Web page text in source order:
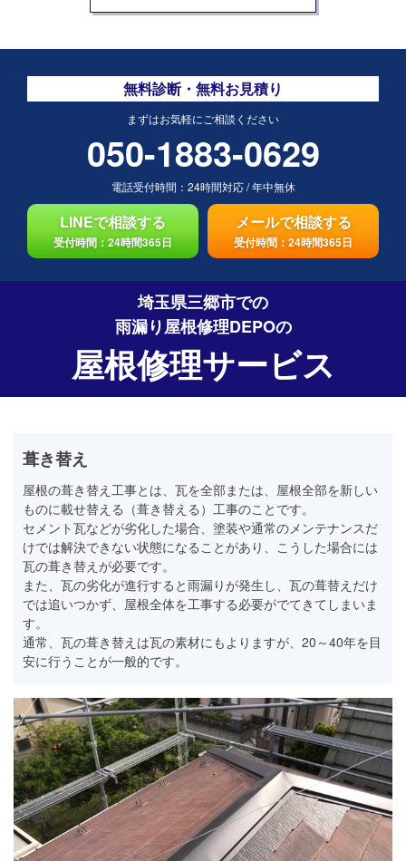
無料診断・無料お見積り
まずはお気軽にご相談ください
050-1883-0629
電話受付時間： 24時間対応/年中無休
LINEで相談する
受付時間：24時間365日
メールで相談する
受付時間：24時間365日
埼玉県三郷市での
雨漏り屋根修理DEPOの
屋根修理サービス
葺き替え
屋根の葺き替え工事とは、瓦を全部または、屋根全部を新しい
ものに載せ替える（葺き替える）工事のことです。
セメント瓦などが劣化した場合、塗装や通常のメンテナンスだ
けでは解決できない状態になることがあり、こうした場合には
瓦の葺き替えが必要です。
また、瓦の劣化が進行すると雨漏りが発生し、瓦の葺替えだけ
では追いつかず、屋根全体を工事する必要がでてきてしまいま
す。
通常、瓦の葺き替えは瓦の素材にもよりますが、20～40年を目
安に行うことが一般的です。